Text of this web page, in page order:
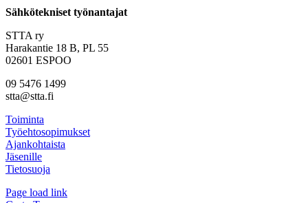
Sähkötekniset työnantajat
STTA ry
Harakantie 18 B, PL 55
02601 ESPOO
09 5476 1499
stta@stta.fi
Toiminta
Työehtosopimukset
Ajankohtaista
Jäsenille
Tietosuoja
Page load link